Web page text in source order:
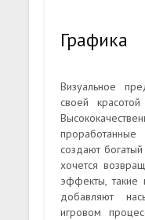
Графика
Визуальное
своей
создают
хочется
эффекты, такие
добавляют
игровом